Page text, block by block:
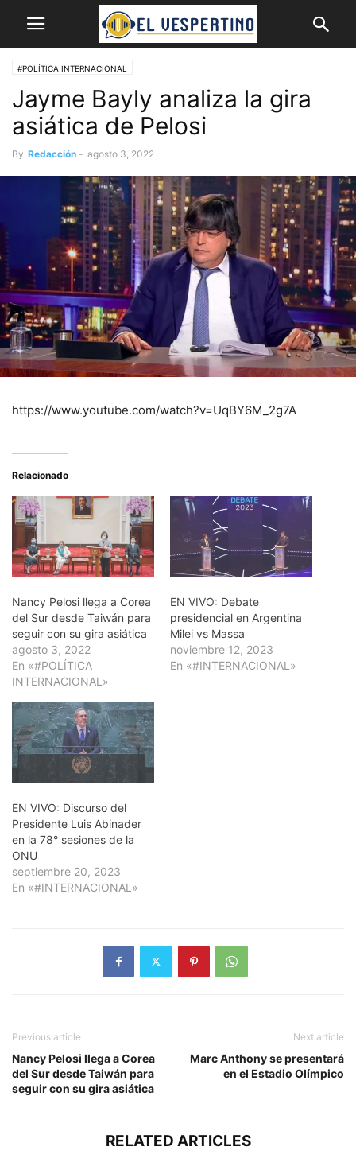
#POLÍTICA INTERNACIONAL
Jayme Bayly analiza la gira
asiática de Pelosi
By Redacción - agosto 3, 2022
https://www.youtube.com/watch?v=UqBY6M_2g7A
Relacionado
Nancy Pelosi llega a Corea
del Sur desde Taiwán para
seguir con su gira asiática
agosto 3, 2022
En «#POLÍTICA
INTERNACIONAL»
EN VIVO: Debate
presidencial en Argentina
Milei vs Massa
noviembre 12, 2023
En «#INTERNACIONAL»
EN VIVO: Discurso del
Presidente Luis Abinader
en la 78° sesiones de la
ONU
septiembre 20, 2023
En «#INTERNACIONAL»
Previous article
Nancy Pelosi llega a Corea
del Sur desde Taiwán para
seguir con su gira asiática
Next article
Marc Anthony se presentará
en el Estadio Olímpico
RELATED ARTICLES